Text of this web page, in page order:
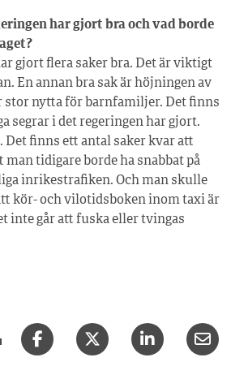
har gjort bra och vad borde
gjort flera saker bra. Det är viktigt
En annan bra sak är höjningen av
stor nytta för barnfamiljer. Det finns
segrar i det regeringen har gjort.
Det finns ett antal saker kvar att
man tidigare borde ha snabbat på
inrikestrafiken. Och man skulle
kör- och vilotidsboken inom taxi är
inte går att fuska eller tvingas